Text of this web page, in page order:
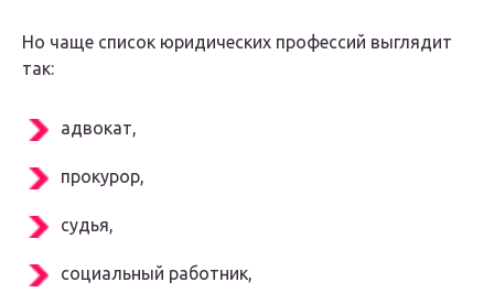
Но чаще список юридических профессий выглядит
так:
адвокат,
прокурор,
судья,
социальный работник,